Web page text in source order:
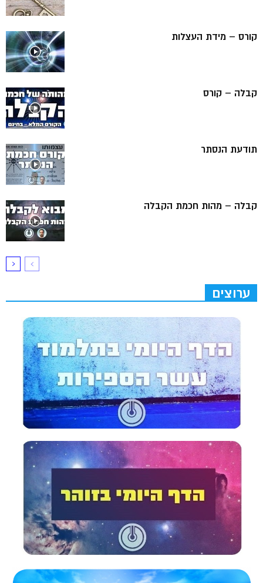
קורס – מידת העצלות
קבלה – קורס
תודעת הנסתר
קבלה – מהות חכמת הקבלה
ערוצים